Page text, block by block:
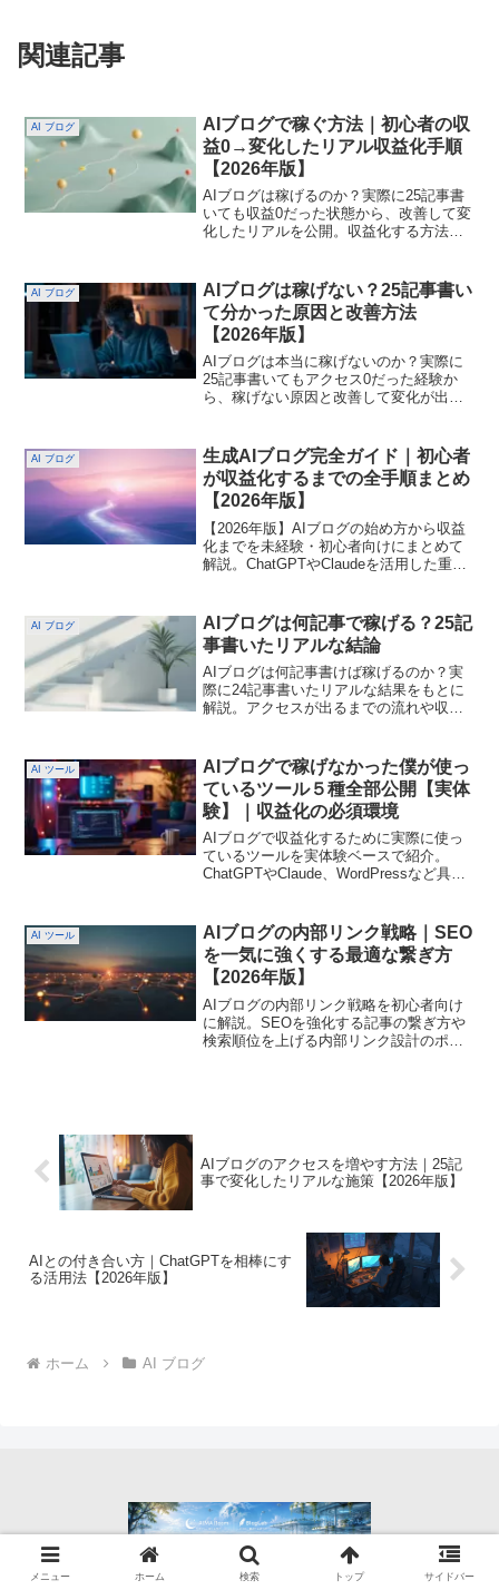
関連記事
AI ブログ
AIブログで稼ぐ方法｜初心者の収
益0→変化したリアル収益化手順
【2026年版】
AIブログは稼げるのか？実際に25記事書
いても収益0だった状態から、改善して変
化したリアルを公開。収益化する方法を
ログって本当に稼げるの？ 「AIでブログ
を始めたいけど、本当に稼げるの？」
「なんか怪しそう…自分には無理かも」
に回答。
AI ブログ
AIブログは稼げない？25記事書い
て分かった原因と改善方法
【2026年版】
AIブログは本当に稼げないのか？実際に
25記事書いてもアクセス0だった経験か
ら、稼げない原因と改善して変化が出た
ない？25記事書いて分かった原因と改善
方法【2026年版】AI副業ラボ｜未経験初
心者が仕事を創る方法
AI ブログ
生成AIブログ完全ガイド｜初心者
が収益化するまでの全手順まとめ
【2026年版】
【2026年版】AIブログの始め方から収益
化までを未経験・初心者向けにまとめて
解説。ChatGPTやClaudeを活用した重要
く紹介しています。AI副業ラボ AIMA｜
未経験初心者が仕事を創る方法
AI ブログ
AIブログは何記事で稼げる？25記
事書いたリアルな結論
AIブログは何記事書けば稼げるのか？実
際に24記事書いたリアルな結果をもとに
解説。アクセスが出るまでの流れや収益
有。AIブログは何記事で稼げる？25記事
書いたリアルな結論 - AI副業ラボ AIMA
｜未経験初心者が仕事を創る方法
AI ツール
AIブログで稼げなかった僕が使っ
ているツール５種全部公開【実体
験】｜収益化の必須環境
AIブログで収益化するために実際に使っ
ているツールを実体験ベースで紹介。
ChatGPTやClaude、WordPressなど具体
使えるツールまとめ｜収益化の必須環境‐
AI副業ラボ AIMA｜未経験初心者が仕事
を創る方法
AI ツール
AIブログの内部リンク戦略｜SEO
を一気に強くする最適な繋ぎ方
【2026年版】
AIブログの内部リンク戦略を初心者向け
に解説。SEOを強化する記事の繋ぎ方や
検索順位を上げる内部リンク設計のポイ
AIブログのアクセスを増やす方法｜25記
事で変化したリアルな施策【2026年版】
AIとの付き合い方｜ChatGPTを相棒にす
る活用法【2026年版】
ホーム AI ブログ
© 2026 AI副業ラボ AIMA｜未経験初心者が仕事を創る方法.
メニュー ホーム 検索 トップ サイドバー